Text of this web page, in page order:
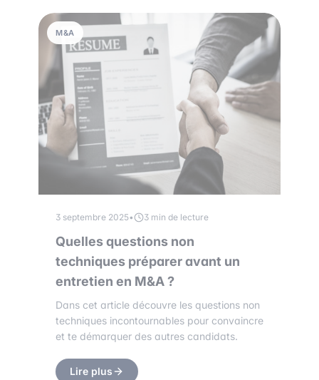
M&A
3 septembre 2025• 3 min de lecture
Quelles questions non
techniques préparer avant un
entretien en M&A ?
Dans cet article découvre les questions non
techniques incontournables pour convaincre
et te démarquer des autres candidats.
Lire plus